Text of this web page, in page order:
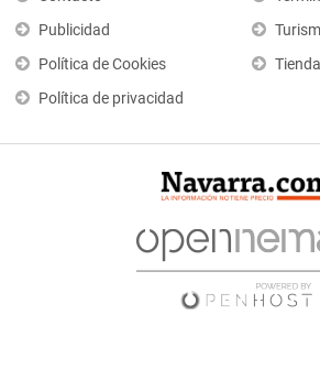
Publicidad
Política de Cookies
Política de privacidad
Tienda